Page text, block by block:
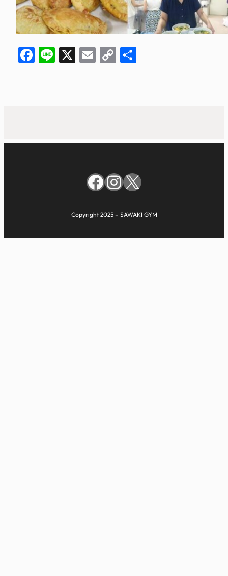
Facebook
Line
X EmailCopy
Facebook
Instagram
X
Copyright 2025 – SAWAKI GYM